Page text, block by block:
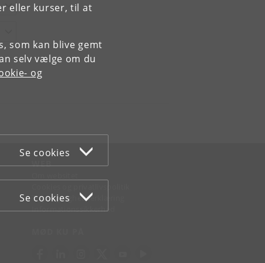
eller kurser, til at
som kan blive gemt
selv vælge om du
og
Se cookies
Se cookies
WEB
Tilgængelighedserklæring
Informationssikkerhed